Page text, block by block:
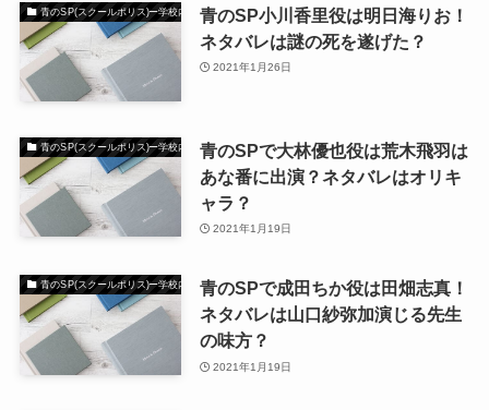
青のSP(スクールポリス)ー学校内警察・嶋田隆平青のSP小川香里役は明日海りお！
ネタバレは謎の死を遂げた？
2021年1月26日
青のSP(スクールポリス)ー学校内警察・嶋田隆平青のSPで大林優也役は荒木飛羽は
あな番に出演？ネタバレはオリキ
ャラ？
2021年1月19日
青のSP(スクールポリス)ー学校内警察・嶋田隆平青のSPで成田ちか役は田畑志真！
ネタバレは山口紗弥加演じる先生
の味方？
2021年1月19日